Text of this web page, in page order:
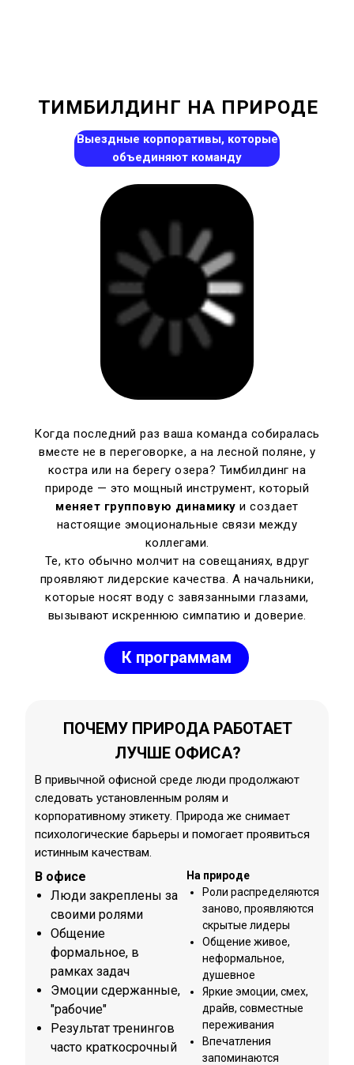
Выездные корпоративы, которые
объединяют команду
Когда последний раз ваша команда собиралась
вместе не в переговорке, а на лесной поляне, у
костра или на берегу озера? Тимбилдинг на
природе — это мощный инструмент, который
меняет групповую динамикуи создает
настоящие эмоциональные связи между
коллегами.
Те, кто обычно молчит на совещаниях, вдруг
проявляют лидерские качества. А начальники,
которые носят воду с завязанными глазами,
вызывают искреннюю симпатию и доверие.
ТИМБИЛДИНГ НА ПРИРОДЕ
К программам
В привычной офисной среде люди продолжают
следовать установленным ролям и
корпоративному этикету. Природа же снимает
психологические барьеры и помогает проявиться
истинным качествам.
ПОЧЕМУ ПРИРОДА РАБОТАЕТ
ЛУЧШЕ ОФИСА?
В офисе
Люди закреплены за
своими ролями
Общение
формальное, в
рамках задач
Эмоции сдержанные,
"рабочие"
Результат тренингов
часто краткосрочный
На природе
Роли распределяются
заново, проявляются
скрытые лидеры
Общение живое,
неформальное,
душевное
Яркие эмоции, смех,
драйв, совместные
переживания
Впечатления
запоминаются